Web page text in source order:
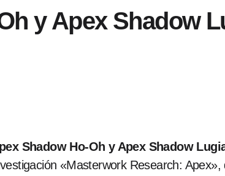
y Apex Shadow
Shadow Ho-Oh y Apex Shadow
«Masterwork Research: